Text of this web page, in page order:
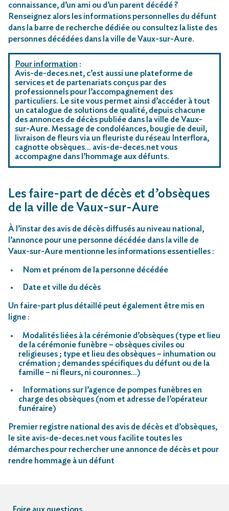
connaissance, d’un ami ou d’un parent décédé ?
Renseignez alors les informations personnelles du défunt
dans la barre de recherche dédiée ou consultez la liste des
personnes décédées dans la ville de Vaux-sur-Aure.
Pour information :
Avis-de-deces.net, c’est aussi une plateforme de
services et de partenariats conçus par des
professionnels pour l’accompagnement des
particuliers. Le site vous permet ainsi d’accéder à tout
un catalogue de solutions de qualité, depuis chacune
des annonces de décès publiée dans la ville de Vaux-
sur-Aure. Message de condoléances, bougie de deuil,
livraison de fleurs via un fleuriste du réseau Interflora,
cagnotte obsèques… avis-de-deces.net vous
accompagne dans l’hommage aux défunts.
Les faire-part de décès et d’obsèques
de la ville de Vaux-sur-Aure
À l’instar des avis de décès diffusés au niveau national,
l’annonce pour une personne décédée dans la ville de
Vaux-sur-Aure mentionne les informations essentielles :
Nom et prénom de la personne décédée
Date et ville du décès
Un faire-part plus détaillé peut également être mis en
ligne :
Modalités liées à la cérémonie d’obsèques (type et lieu
de la cérémonie funèbre – obsèques civiles ou
religieuses ; type et lieu des obsèques – inhumation ou
crémation ; demandes spécifiques du défunt ou de la
famille – ni fleurs, ni couronnes…)
Informations sur l’agence de pompes funèbres en
charge des obsèques (nom et adresse de l’opérateur
funéraire)
Premier registre national des avis de décès et d’obsèques,
le site avis-de-deces.net vous facilite toutes les
démarches pour rechercher une annonce de décès et pour
rendre hommage à un défunt
Foire aux questions